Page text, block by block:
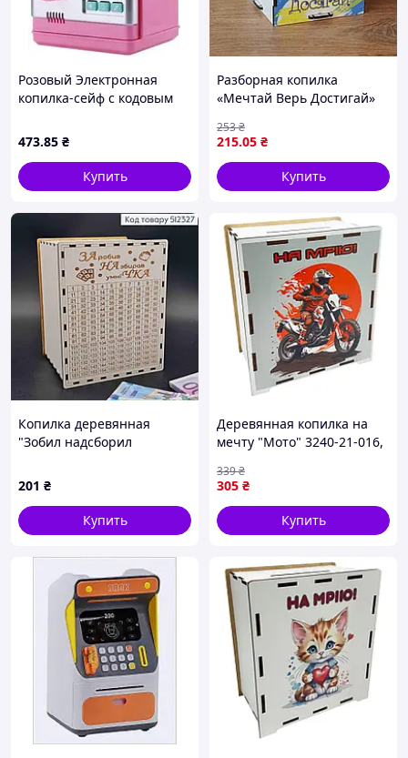
Розовый Электронная
копилка-сейф с кодовым
473.85 ₴
Купить
Разборная копилка
«Мечтай Верь Достигай»
сентября, 12 см
215.05 ₴
253₴
Купить
Копилка деревянная
"Зобил надсборил
20*20*16см, ручная
работа, Украина
201 ₴
Купить
Деревянная копилка на
мечту "Мото" 3240-21-016,
305 ₴
339₴
Купить